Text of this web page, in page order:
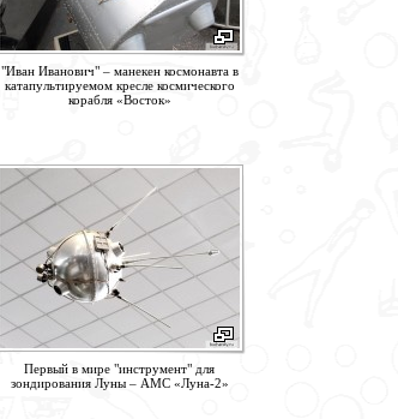
"Иван Иванович" – манекен космонавта в
катапультируемом кресле космического
корабля «Восток»
Первый в мире "инструмент" для
зондирования Луны – АМС «Луна-2»